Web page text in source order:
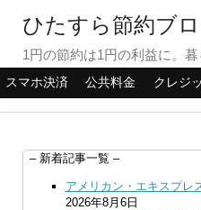
ひたすら節約ブ
1円の節約は1円の利益に。
スマホ決済 公共料金 クレジ
– 新着記事一覧 –
アメリカン・エキスプレ
2026年8月6日